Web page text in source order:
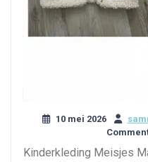
10 mei 2026
Kinderkleding Meisjes